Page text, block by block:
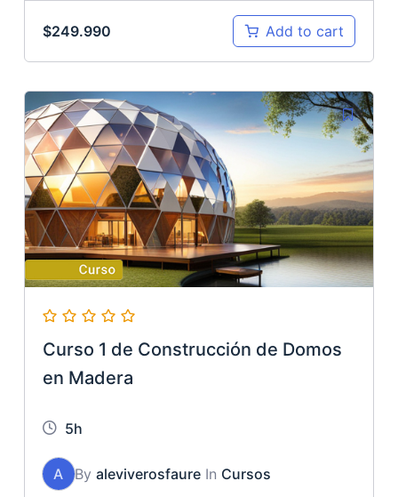
$249.990 Add to cart
Curso 1 de Construcción de Domos
en Madera
5h
A By aleviverosfaureIn Cursos